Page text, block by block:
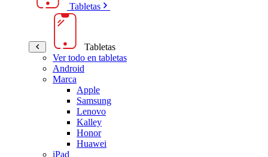
Tabletas
Tabletas
Ver todo en tabletas
Android
Marca
Apple
Samsung
Lenovo
Kalley
Honor
Huawei
iPad